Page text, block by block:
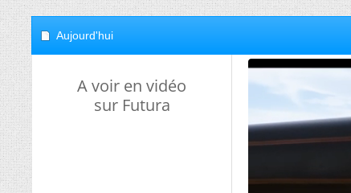
Aujourd'hui
A voir en vidéo
sur Futura